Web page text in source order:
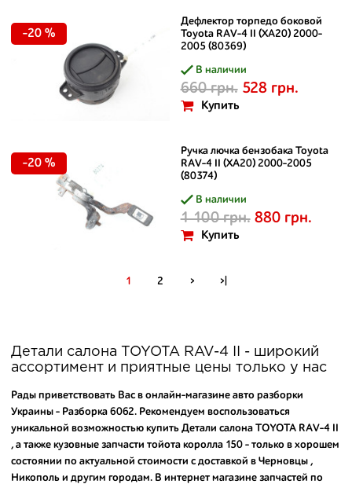
Дефлектор торпедо боковой
Toyota RAV-4 II (XA20) 2000-
2005 (80369)
В наличии
660 грн. 528 грн.
Купить
-20 %
Ручка лючка бензобака Toyota
RAV-4 II (XA20) 2000-2005
(80374)
В наличии
1 100 грн. 880 грн.
Купить
-20 %
1 2 > >|
Детали салона TOYOTA RAV-4 II - широкий
ассортимент и приятные цены только у нас
Рады приветствовать Вас в онлайн-магазине авто разборки
Украины - Разборка 6062. Рекомендуем воспользоваться
уникальной возможностью купить Детали салона TOYOTA RAV-4 II
, а также кузовные запчасти тойота королла 150 - только в хорошем
состоянии по актуальной стоимости с доставкой в Черновцы ,
Никополь и другим городам. В интернет магазине запчастей по